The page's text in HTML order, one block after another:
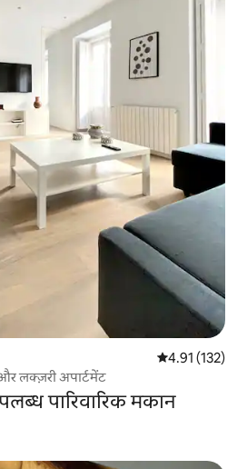
औसत रेटिंग 5 में से
4.91 (132)
लक्ज़री अपार्टमेंट
पारिवारिक मकान